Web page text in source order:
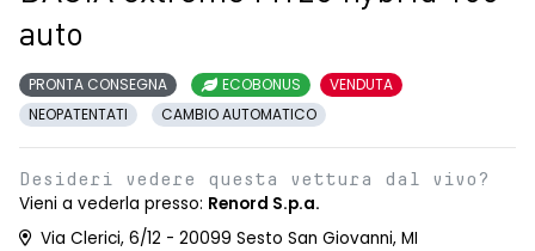
auto
PRONTA CONSEGNA ECOBONUS
VENDUTA
NEOPATENTATI
CAMBIO AUTOMATICO
Desideri vedere questa vettura dal vivo?
Vieni a vederla presso: Renord S.p.a.
Via Clerici, 6/12 - 20099 Sesto San Giovanni, MI